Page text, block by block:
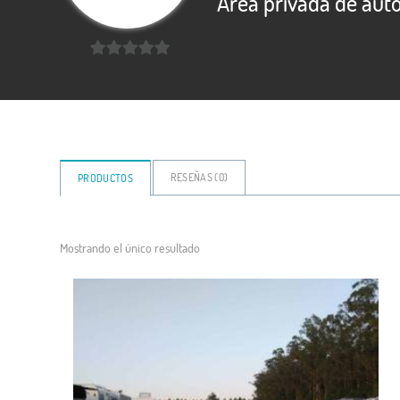
PRODUCTOS RESEÑAS (0)
Mostrando el único resultado